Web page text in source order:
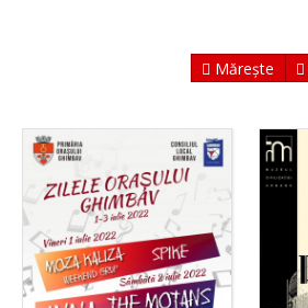
Mărește